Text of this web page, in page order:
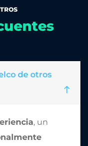
de otros
, un